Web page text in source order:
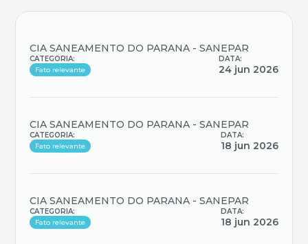
CIA SANEAMENTO DO PARANA - SANEPAR
CATEGORIA:
Fato relevante
DATA:
24 jun 2026
CIA SANEAMENTO DO PARANA - SANEPAR
CATEGORIA:
Fato relevante
DATA:
18 jun 2026
CIA SANEAMENTO DO PARANA - SANEPAR
CATEGORIA:
Fato relevante
DATA:
18 jun 2026